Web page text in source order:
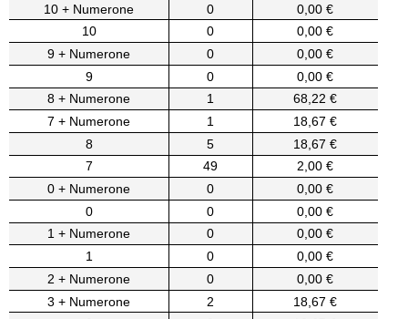
10 + Numerone
0
0,00 €
10
0
0,00 €
9 + Numerone
0
0,00 €
9
0
0,00 €
8 + Numerone
1
68,22 €
7 + Numerone
1
18,67 €
8
5
18,67 €
7
49
2,00 €
0 + Numerone
0
0,00 €
0
0
0,00 €
1 + Numerone
0
0,00 €
1
0
0,00 €
2 + Numerone
0
0,00 €
3 + Numerone
2
18,67 €